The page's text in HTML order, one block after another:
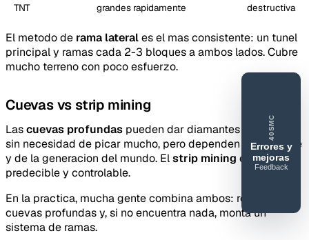
TNT
grandes rapidamente
destructiva
El metodo de rama laterales el mas consistente: un tunel
principal y ramas cada 2-3 bloques a ambos lados. Cubre
mucho terreno con poco esfuerzo.
Cuevas vs strip mining
Lascuevas profundas pueden dar diamantes expuestos
sin necesidad de picar mucho, pero dependen de la suerte
y de la generacion del mundo. Elstrip mining es mas
predecible y controlable.
En la practica, mucha gente combina ambos: recorre
cuevas profundas y, si no encuentra nada, monta un
sistema de ramas.
40SMC
Errores y
mejoras
Feedback
40SERVIDORESMC
Reportar
error o